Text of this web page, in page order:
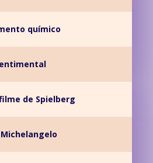
químico
de Spielberg